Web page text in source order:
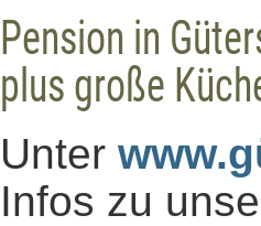
Pension in
plus große
Unter
Infos zu